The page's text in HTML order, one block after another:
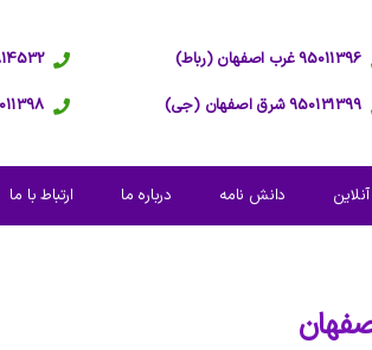
95011396 غرب اصفهان (رباط)
950131399 شرق اصفهان (جی)
36814532 بهارستان و
95011398 شمال
دانش نامه درباره ما ارتباط با ما